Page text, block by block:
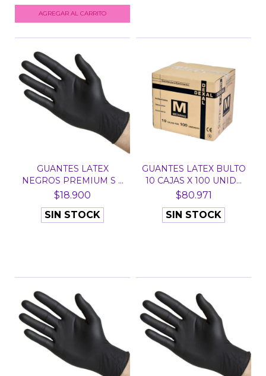
AGREGAR AL CARRITO
GUANTES LATEX
NEGROS PREMIUM S X
20 UNID...
$18.900
SIN STOCK
GUANTES LATEX BULTO
10 CAJAS X 100 UNID...
$80.971
SIN STOCK